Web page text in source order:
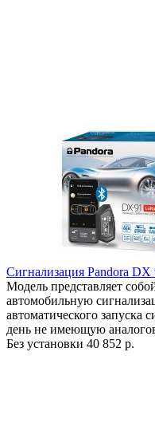
Сигнализация Pandora DX
Модель представляет
автомобильную
автоматического запуска
день не имеющую
Без установки 40 852 р.